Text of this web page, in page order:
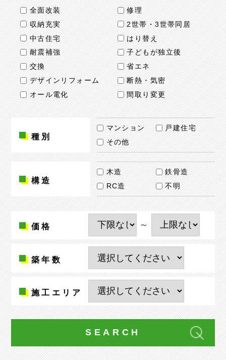
全面改装
修理
収納充実
2世帯・3世帯同居
中古住宅
はり替え
耐震補強
子どもが独立後
交換
省エネ
デザインリフォーム
断熱・気密
オール電化
間取り変更
種別
マンション
戸建住宅
その他
構造
木造
鉄骨造
RC造
不明
価格 ～
築年数
施工 エリア